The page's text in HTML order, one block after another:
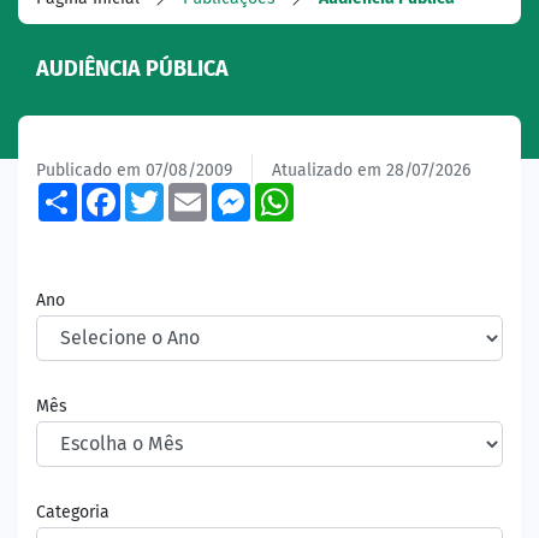
AUDIÊNCIA PÚBLICA
Publicado em 07/08/2009 Atualizado em 28/07/2026
ShareFacebook
TwitterEmailMessenger
Ano
Mês
Categoria